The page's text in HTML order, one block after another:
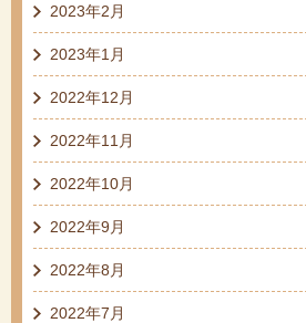
2023年2月
2023年1月
2022年12月
2022年11月
2022年10月
2022年9月
2022年8月
2022年7月